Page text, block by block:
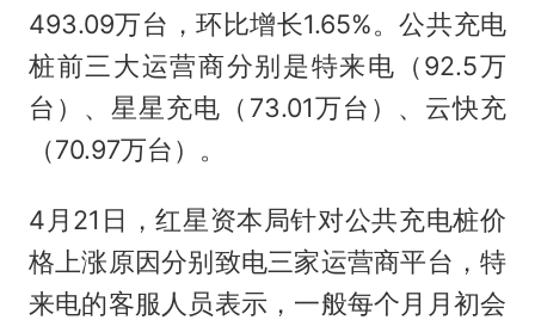
493.09万台，环比增长1.65%。公共充电
桩前三大运营商分别是特来电（92.5万
台）、星星充电（73.01万台）、云快充
（70.97万台）。
4月21日，红星资本局针对公共充电桩价
格上涨原因分别致电三家运营商平台，特
来电的客服人员表示，一般每个月月初会